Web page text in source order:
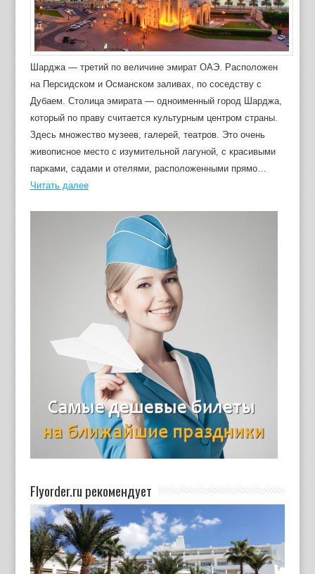
Шарджа — третий по величине эмират ОАЭ. Расположен
на Персидском и Османском заливах, по соседству с
Дубаем. Столица эмирата — одноименный город Шарджа,
который по праву считается культурным центром страны.
Здесь множество музеев, галерей, театров. Это очень
живописное место с изумительной лагуной, с красивыми
парками, садами и отелями, расположенными прямо…
Читать далее
Flyorder.ru рекомендует